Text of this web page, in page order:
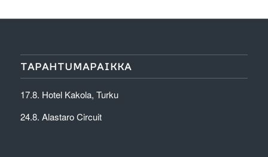
TAPAHTUMAPAIKKA
17.8. Hotel Kakola, Turku
24.8. Alastaro Circuit